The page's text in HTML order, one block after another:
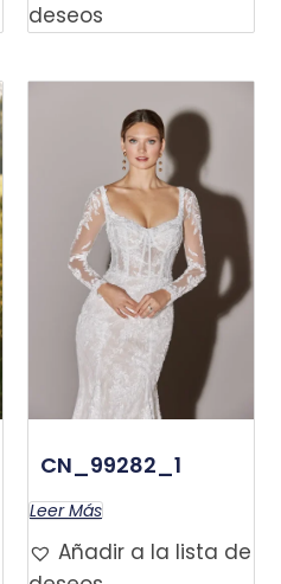
deseos
CN_99282_1
Leer Más
Añadir a la lista de